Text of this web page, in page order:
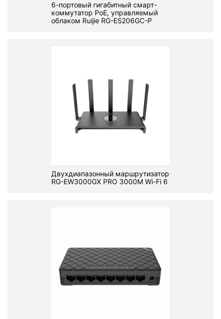
6-портовый гигабитный смарт-
коммутатор PoE, управляемый
облаком Ruijie RG-ES206GC-P
Двухдиапазонный маршрутизатор
RG-EW3000GX PRO 3000M Wi-Fi 6